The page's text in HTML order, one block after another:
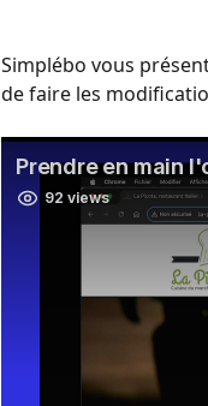
Simplébo vous
de faire les